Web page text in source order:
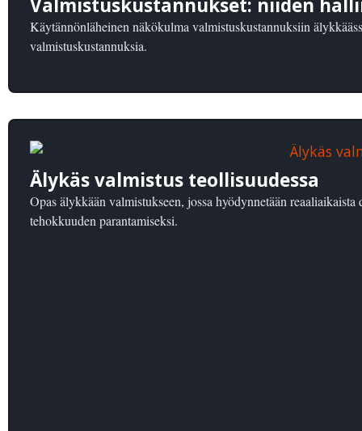
Käytännönläheinen näkökulma valmistuskustannuksiin
valmistuskustannuksia.
Älykäs valmistus teollisuudessa
Opas älykkään valmistukseen, jossa hyödynnetään
tehokkuuden parantamiseksi.